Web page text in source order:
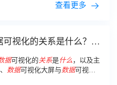
查看更多
视化的关系是什么？以
据可视化的 关系是什么 ，以及主
一、
数据可视化大屏与 数据可视化